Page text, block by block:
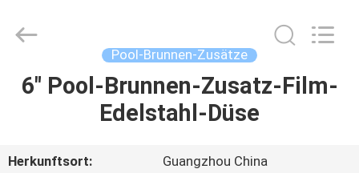
HAUS
co,.ltd.
Pool-Brunnen-Zusätze
6" Pool-Brunnen-Zusatz-Film-
Edelstahl-Düse
Herkunftsort:
Guangzhou China